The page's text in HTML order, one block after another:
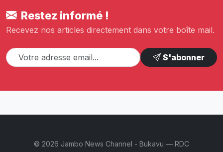
Restez informé !
Recevez nos articles directement dans votre boîte mail.
S'abonner
© 2026 Jambo News Channel - Bukavu — RDC